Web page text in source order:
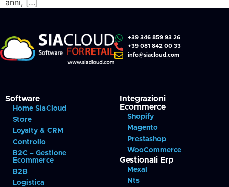
+39 346 859 93 26
+39 081 842 00 33
info@siacloud.com
Software
Home SiaCloud
Store
Loyalty & CRM
Controllo
B2C – Gestione
Ecommerce
B2B
Logistica
Integrazioni
Ecommerce
Shopify
Magento
Prestashop
WooCommerce
Gestionali Erp
Mexal
Nts